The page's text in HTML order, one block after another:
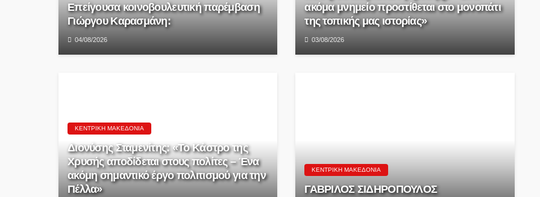
Επείγουσα κοινοβουλευτική παρέμβαση
Γιώργου Καρασμάνη:
04/08/2026
ακόμα μνημείο προστίθεται στο μονοπάτι
της τοπικής μας ιστορίας»
03/08/2026
ΚΕΝΤΡΙΚΉ ΜΑΚΕΔΟΝΊΑ
Διονύσης Σταμενίτης: «Το Κάστρο της
Χρυσής αποδίδεται στους πολίτες – Ένα
ακόμη σημαντικό έργο πολιτισμού για την
Πέλλα»
ΚΕΝΤΡΙΚΉ ΜΑΚΕΔΟΝΊΑ
ΓΑΒΡΙΛΟΣ ΣΙΔΗΡΟΠΟΥΛΟΣ